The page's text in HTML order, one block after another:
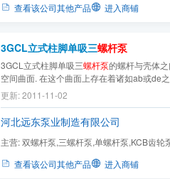
查看该公司其他产品 进入商铺
3GCL立式柱脚单吸三螺杆泵
3GCL立式柱脚单吸三螺杆泵的螺杆与壳体
空间曲面. 在这个曲面上存在着诸如ab或de
与螺杆的凹槽部分形成许多三角形的缺口
缺口构成液体的通道,使主动螺杆凹槽A与从
相连通.而凹槽B,C又沿着自己的螺线绕向背
更新: 2011-11-02
河北远东泵业制造有限公司
主营:双螺杆泵,三螺杆泵,单螺杆泵,KCB齿轮
查看该公司其他产品
进入商铺